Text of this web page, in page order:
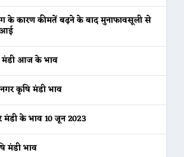
के कारण कीमतें बढ़ने के बाद मुनाफावसूली से
आई
मंडी आज के भाव
कृषि मंडी भाव
के भाव 10 जून 2023
मंडी भाव